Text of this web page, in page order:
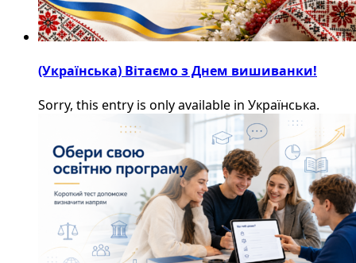
(Українська) Вітаємо з Днем вишиванки!
Sorry, this entry is only available in Українська.